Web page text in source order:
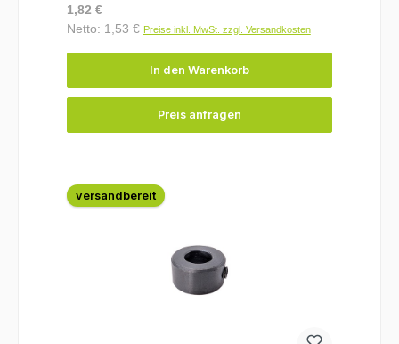
Regulärer Preis:
1,82 €
Netto: 1,53 € Preise inkl. MwSt. zzgl. Versandkosten
In den Warenkorb
Preis anfragen
versandbereit